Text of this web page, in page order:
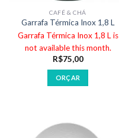
CAFÉ & CHÁ
Garrafa Térmica Inox 1,8 L
Garrafa Térmica Inox 1,8 L is
not available this month.
R$75,00
ORÇAR